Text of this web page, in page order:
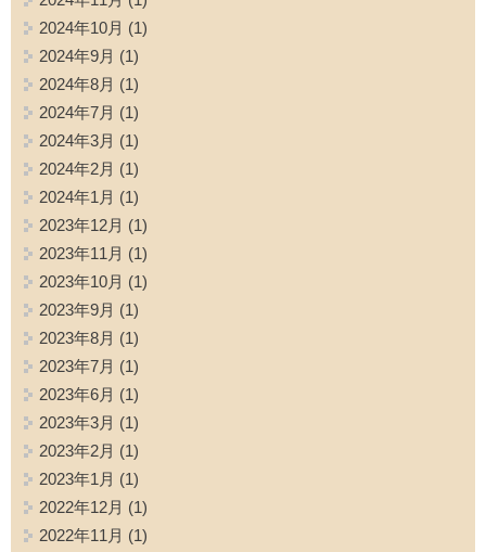
2024年10月 (1)
2024年9月 (1)
2024年8月 (1)
2024年7月 (1)
2024年3月 (1)
2024年2月 (1)
2024年1月 (1)
2023年12月 (1)
2023年11月 (1)
2023年10月 (1)
2023年9月 (1)
2023年8月 (1)
2023年7月 (1)
2023年6月 (1)
2023年3月 (1)
2023年2月 (1)
2023年1月 (1)
2022年12月 (1)
2022年11月 (1)